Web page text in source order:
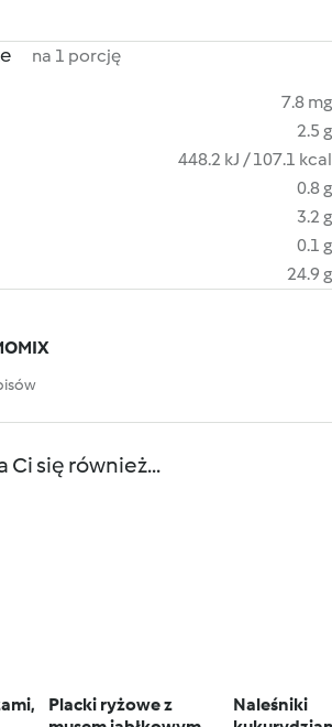
na 1 porcję
7.8 mg
2.5 g
448.2 kJ / 107.1 kcal
0.8 g
3.2 g
0.1 g
24.9 g
Ci się również...
Placki ryżowe z
Naleśniki